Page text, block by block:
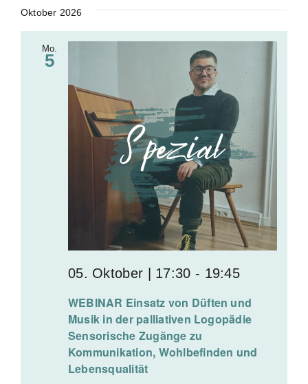
e
a
t
Oktober 2026
Mo.
5
WEBINAR Einsatz von Düften und
Musik in der palliativen Logopädie
Sensorische Zugänge zu
Kommunikation, Wohlbefinden und
Lebensqualität
05. Oktober | 17:30 - 19:45